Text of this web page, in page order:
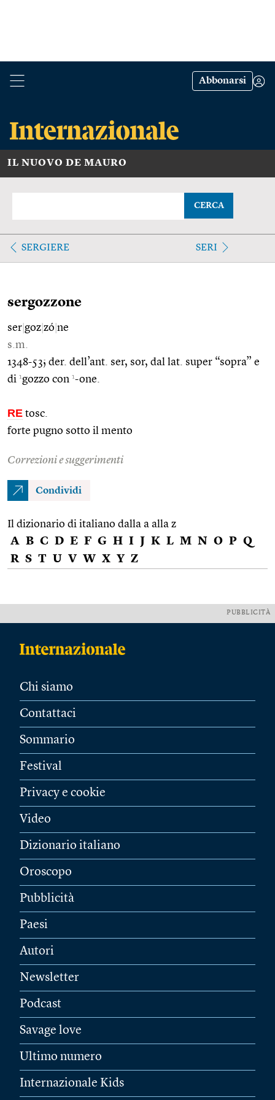
Abbonarsi
IL NUOVO DE MAURO
CERCA
SERGIERE SERI
sergozzone
ser goz zó ne
s.m.
1348-53; der. dell’ant. ser, sor, dal lat. super “sopra” e
di 1gozzo con 1-one.
RE tosc.
forte pugno sotto il mento
Correzioni e suggerimenti
Condividi
Il dizionario di italiano dalla a alla z
A B C D E F G H I J K L M N O P Q
R S T U V W X Y Z
PUBBLICITÀ
Chi siamo
Contattaci
Sommario
Festival
Privacy e cookie
Video
Dizionario italiano
Oroscopo
Pubblicità
Paesi
Autori
Newsletter
Podcast
Savage love
Ultimo numero
Internazionale Kids